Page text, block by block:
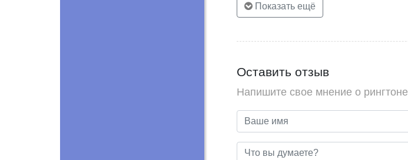
Показать ещё
Оставить отзыв
Напишите свое мнение о рингтоне